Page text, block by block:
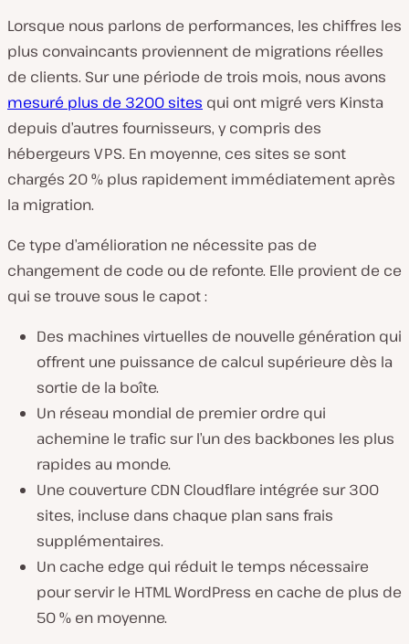
Lorsque nous parlons de performances, les chiffres les
plus convaincants proviennent de migrations réelles
de clients. Sur une période de trois mois, nous avons
mesuré plus de 3200 sites qui ont migré vers Kinsta
depuis d’autres fournisseurs, y compris des
hébergeurs VPS. En moyenne, ces sites se sont
chargés 20 % plus rapidement immédiatement après
la migration.
Ce type d’amélioration ne nécessite pas de
changement de code ou de refonte. Elle provient de ce
qui se trouve sous le capot :
Des machines virtuelles de nouvelle génération qui
offrent une puissance de calcul supérieure dès la
sortie de la boîte.
Un réseau mondial de premier ordre qui
achemine le trafic sur l’un des backbones les plus
rapides au monde.
Une couverture CDN Cloudflare intégrée sur 300
sites, incluse dans chaque plan sans frais
supplémentaires.
Un cache edge qui réduit le temps nécessaire
pour servir le HTML WordPress en cache de plus de
50 % en moyenne.